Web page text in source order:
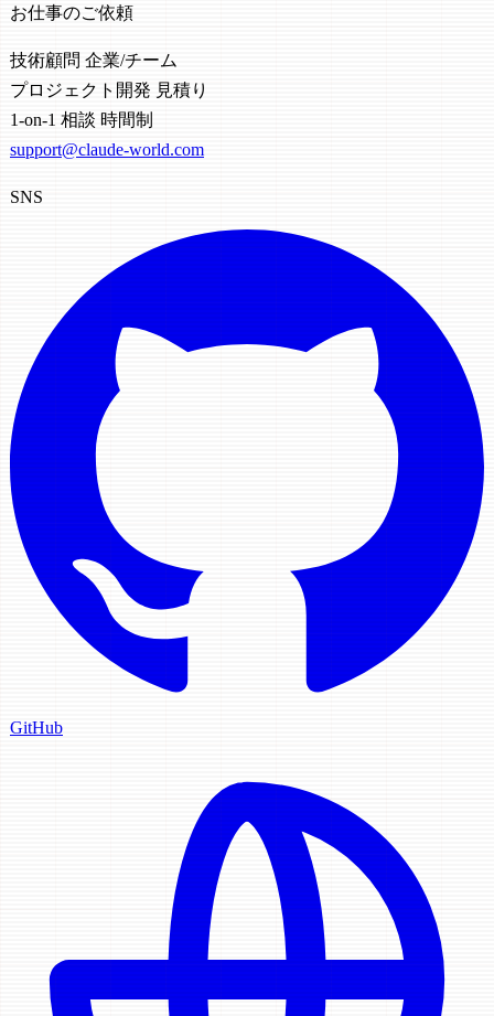
お仕事のご依頼
技術顧問 企業/チーム
プロジェクト開発 見積り
1-on-1 相談 時間制
support@claude-world.com
SNS
GitHub